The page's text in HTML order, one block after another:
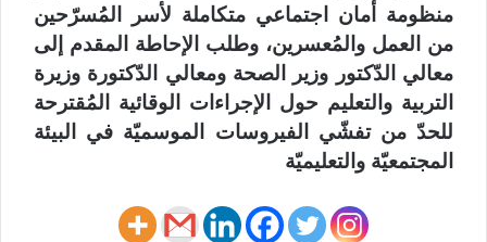
منظومة أمان اجتماعي متكاملة لأسر المُسرّحين
من العمل والمُعسرين، وطلب الإحاطة المقدم إلى
معالي الدّكتور وزير الصحة ومعالي الدّكتورة وزيرة
التربية والتعليم حول الإجراءات الوقائية المُقترحة
للحدّ من تفشّي الفيروسات الموسميّة في البيئة
المجتمعيّة والتعليميّة